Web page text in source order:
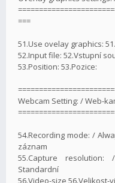
===
51.Use ovelay graphics:
52.Input file: 52.Vstupní
53.Position: 53.Pozice:
Webcam Setting: / Web-
54.Recording mode: /
záznam
55.Capture
Standardní
56.Video-size 56.Velikost-